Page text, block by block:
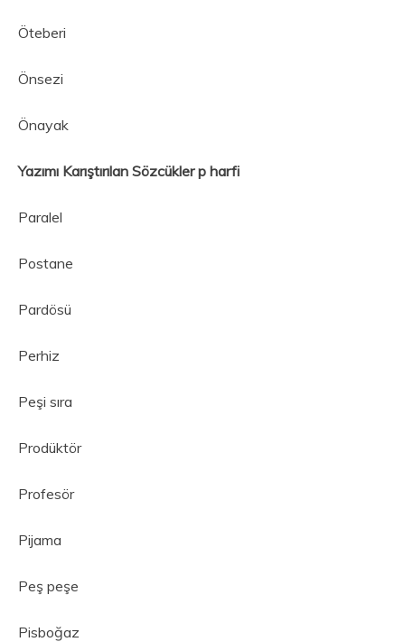
Öteberi
Önsezi
Önayak
Yazımı Karıştırılan Sözcükler p harfi
Paralel
Postane
Pardösü
Perhiz
Peşi sıra
Prodüktör
Profesör
Pijama
Peş peşe
Pisboğaz